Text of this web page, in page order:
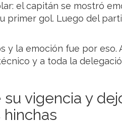
el capitán se mostró
primer gol. Luego del
y la emoción fue por eso.
y a toda la
vigencia y